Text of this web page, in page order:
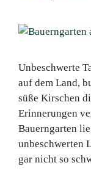
Unbeschwerte
auf dem Land,
süße Kirschen
Erinnerungen
Bauerngarten
unbeschwerten
gar nicht so